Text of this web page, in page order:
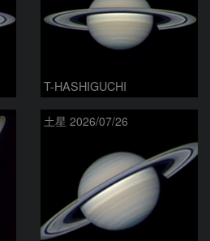
T-HASHIGUCHI
土星 2026/07/26